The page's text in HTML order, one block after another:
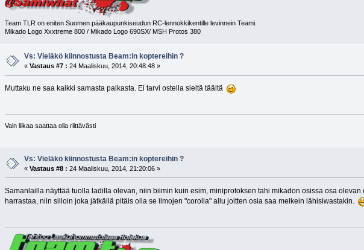
Team TLR on eniten Suomen pääkaupunkiseudun RC-lennokkikentille levinnein Teami.
Mikado Logo Xxxtreme 800 / Mikado Logo 690SX/ MSH Protos 380
Vs: Vieläkö kiinnostusta Beam:in koptereihin ?
«Vastaus #7 : 24 Maaliskuu, 2014, 20:48:48 »
Muttaku ne saa kaikki samasta paikasta. Ei tarvi ostella sieltä täältä
Vain liikaa saattaa olla riittävästi
Vs: Vieläkö kiinnostusta Beam:in koptereihin ?
«Vastaus #8 : 24 Maaliskuu, 2014, 21:20:06 »
Samanlailla näyttää tuolla ladilla olevan, niin biimin kuin esim, miniprotoksen tahi mikadon osissa osa
harrastaa, niin silloin joka jätkällä pitäis olla se ilmojen "corolla" allu joitten osia saa melkein lähisiwastakin.